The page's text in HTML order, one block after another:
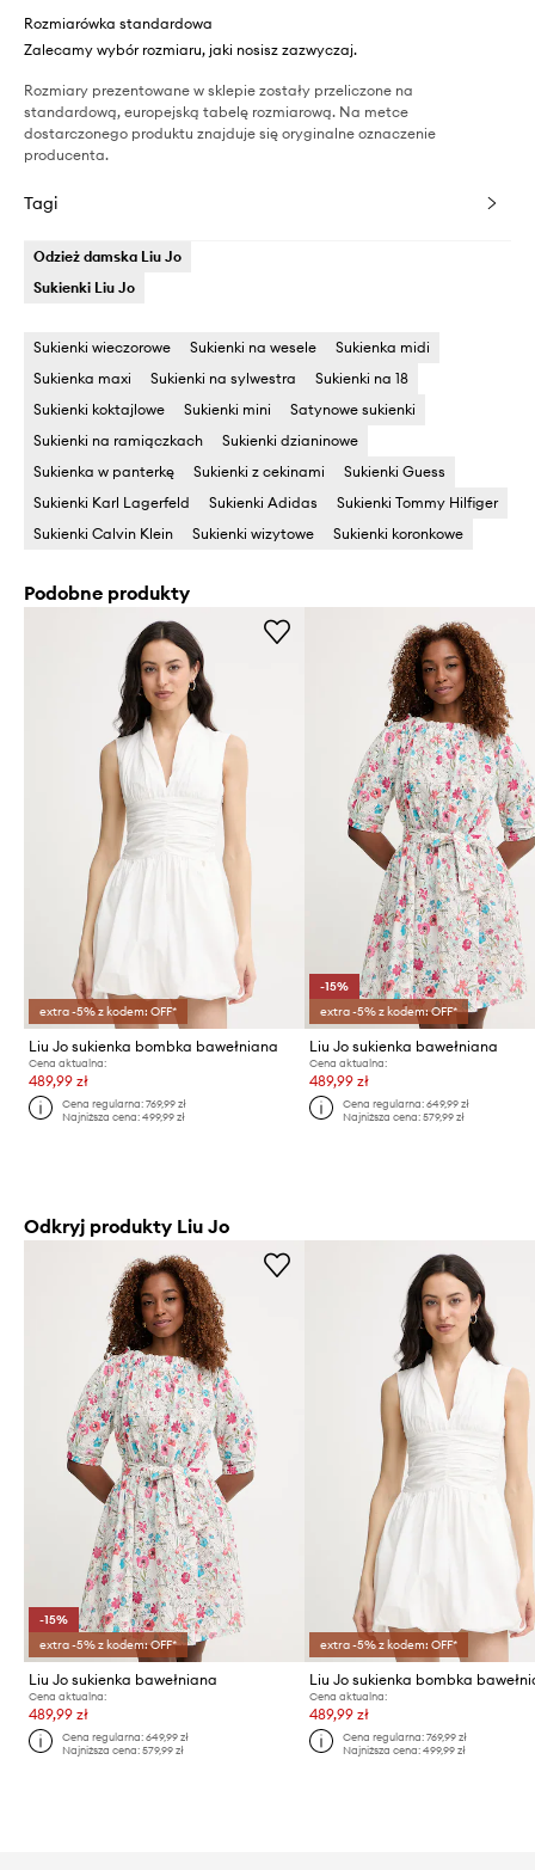
Rozmiarówka standardowa
Zalecamy wybór rozmiaru, jaki nosisz zazwyczaj.
Rozmiary prezentowane w sklepie zostały przeliczone na
standardową, europejską tabelę rozmiarową. Na metce
dostarczonego produktu znajduje się oryginalne oznaczenie
producenta.
Tagi
Odzież damska Liu Jo
Sukienki Liu Jo
Sukienki wieczorowe Sukienki na wesele
Sukienka midi
Sukienka maxi
Sukienki na sylwestra
Sukienki na 18
Sukienki koktajlowe
Sukienki mini
Satynowe sukienki
Sukienki na ramiączkach
Sukienki dzianinowe
Sukienka w panterkę
Sukienki z cekinami
Sukienki Guess
Sukienki Karl Lagerfeld
Sukienki Adidas
Sukienki Tommy Hilfiger
Sukienki Calvin Klein
Sukienki wizytowe Sukienki koronkowe
Podobne produkty
extra -5% z kodem: OFF*
Liu Jo sukienka bombka bawełniana
Cena aktualna:
489,99 zł
Cena regularna:769,99 zł
Najniższa cena:499,99 zł
-15%
extra -5% z kodem: OFF*
Liu Jo sukienka bawełniana
Cena aktualna:
489,99 zł
Cena regularna: 649,99 zł
Najniższa cena: 579,99 zł
Odkryj produkty Liu Jo
-15%
extra -5% z kodem: OFF*
Liu Jo sukienka bawełniana
Cena aktualna:
489,99 zł
Cena regularna:649,99 zł
Najniższa cena:579,99 zł
extra -5% z kodem: OFF*
Liu Jo sukienka bombka
Cena aktualna:
489,99 zł
Cena regularna: 769,99 zł
Najniższa cena: 499,99 zł